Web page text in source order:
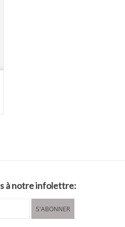
à notre infolettre:
S'ABONNER